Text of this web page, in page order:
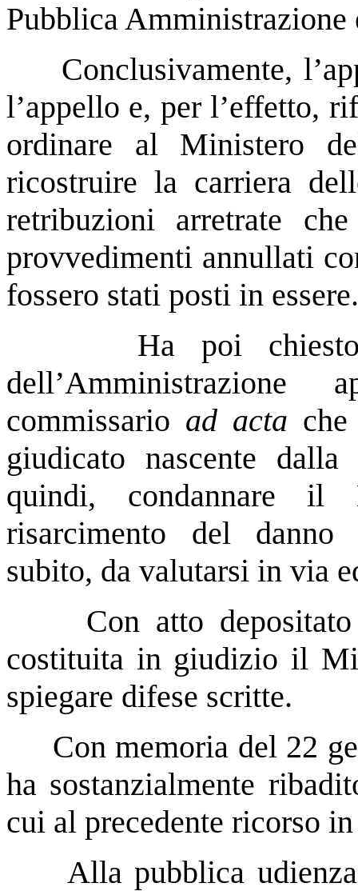
Pubblica Amministrazione
Conclusivamente,
l’appello e, per l’effetto,
ordinare al Ministero
ricostruire la carriera
retribuzioni arretrate
provvedimenti annullati
fossero stati posti in essere.
Ha poi
commissario ad acta
giudicato nascente
quindi, condannare
risarcimento del danno
subito, da valutarsi in via
Con atto
costituita in giudizio il
spiegare difese scritte.
Con memoria del 22
ha sostanzialmente
cui al precedente ricorso
Alla pubblica